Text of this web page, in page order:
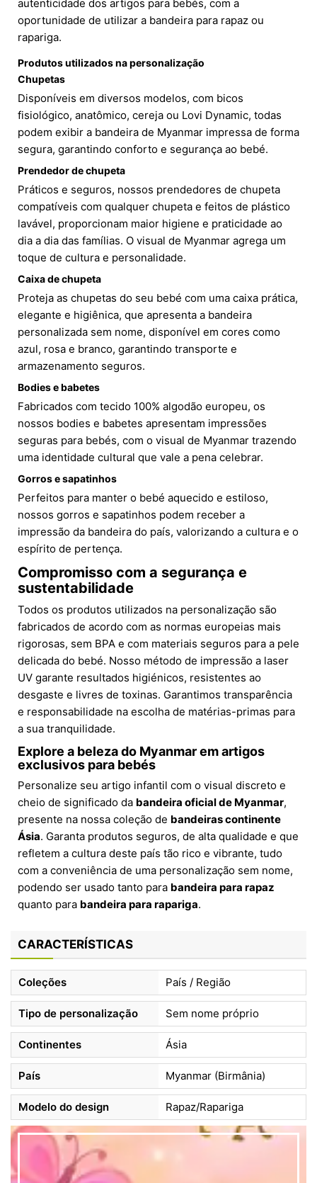
autenticidade dos artigos para bebés, com a
oportunidade de utilizar a bandeira para rapaz ou
rapariga.
Produtos utilizados na personalização
Chupetas
Disponíveis em diversos modelos, com bicos
fisiológico, anatômico, cereja ou Lovi Dynamic, todas
podem exibir a bandeira de Myanmar impressa de forma
segura, garantindo conforto e segurança ao bebé.
Prendedor de chupeta
Práticos e seguros, nossos prendedores de chupeta
compatíveis com qualquer chupeta e feitos de plástico
lavável, proporcionam maior higiene e praticidade ao
dia a dia das famílias. O visual de Myanmar agrega um
toque de cultura e personalidade.
Caixa de chupeta
Proteja as chupetas do seu bebé com uma caixa prática,
elegante e higiênica, que apresenta a bandeira
personalizada sem nome, disponível em cores como
azul, rosa e branco, garantindo transporte e
armazenamento seguros.
Bodies e babetes
Fabricados com tecido 100% algodão europeu, os
nossos bodies e babetes apresentam impressões
seguras para bebés, com o visual de Myanmar trazendo
uma identidade cultural que vale a pena celebrar.
Gorros e sapatinhos
Perfeitos para manter o bebé aquecido e estiloso,
nossos gorros e sapatinhos podem receber a
impressão da bandeira do país, valorizando a cultura e o
espírito de pertença.
Compromisso com a segurança e
sustentabilidade
Todos os produtos utilizados na personalização são
fabricados de acordo com as normas europeias mais
rigorosas, sem BPA e com materiais seguros para a pele
delicada do bebé. Nosso método de impressão a laser
UV garante resultados higiénicos, resistentes ao
desgaste e livres de toxinas. Garantimos transparência
e responsabilidade na escolha de matérias-primas para
a sua tranquilidade.
Explore a beleza do Myanmar em artigos
exclusivos para bebés
Personalize seu artigo infantil com o visual discreto e
cheio de significado da bandeira oficial de Myanmar,
presente na nossa coleção de bandeiras continente
Ásia. Garanta produtos seguros, de alta qualidade e que
refletem a cultura deste país tão rico e vibrante, tudo
com a conveniência de uma personalização sem nome,
podendo ser usado tanto para bandeira para rapaz
quanto para bandeira para rapariga.
CARACTERÍSTICAS
Coleções País / Região
Tipo de personalização Sem nome próprio
Continentes Ásia
País Myanmar (Birmânia)
Modelo do design Rapaz/Rapariga